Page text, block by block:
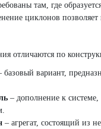
там, где
циклонов
отличаются по
базовый вариант,
– дополнение к системе,
– агрегат, состоящий из